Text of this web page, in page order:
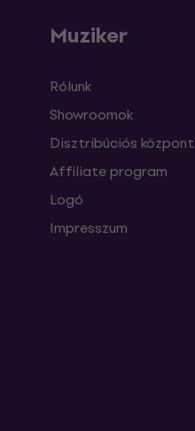
Muziker
Rólunk
Showroomok
Disztribúciós központ
Affiliate program
Logó
Impresszum